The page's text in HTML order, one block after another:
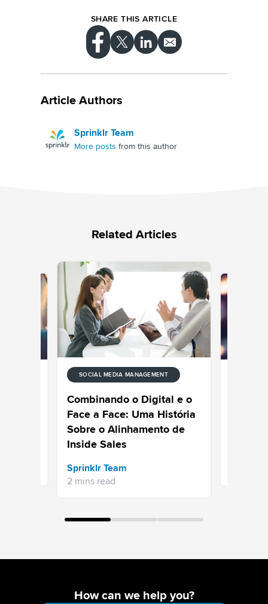
SHARE THIS ARTICLE
Article Authors
Sprinklr Team
More posts from this author
Related Articles
SOCIAL MEDIA MANAGEMENT
Combinando o Digital e o
Face a Face: Uma História
Sobre o Alinhamento de
Inside Sales
Sprinklr Team
2 mins read
How can we help you?